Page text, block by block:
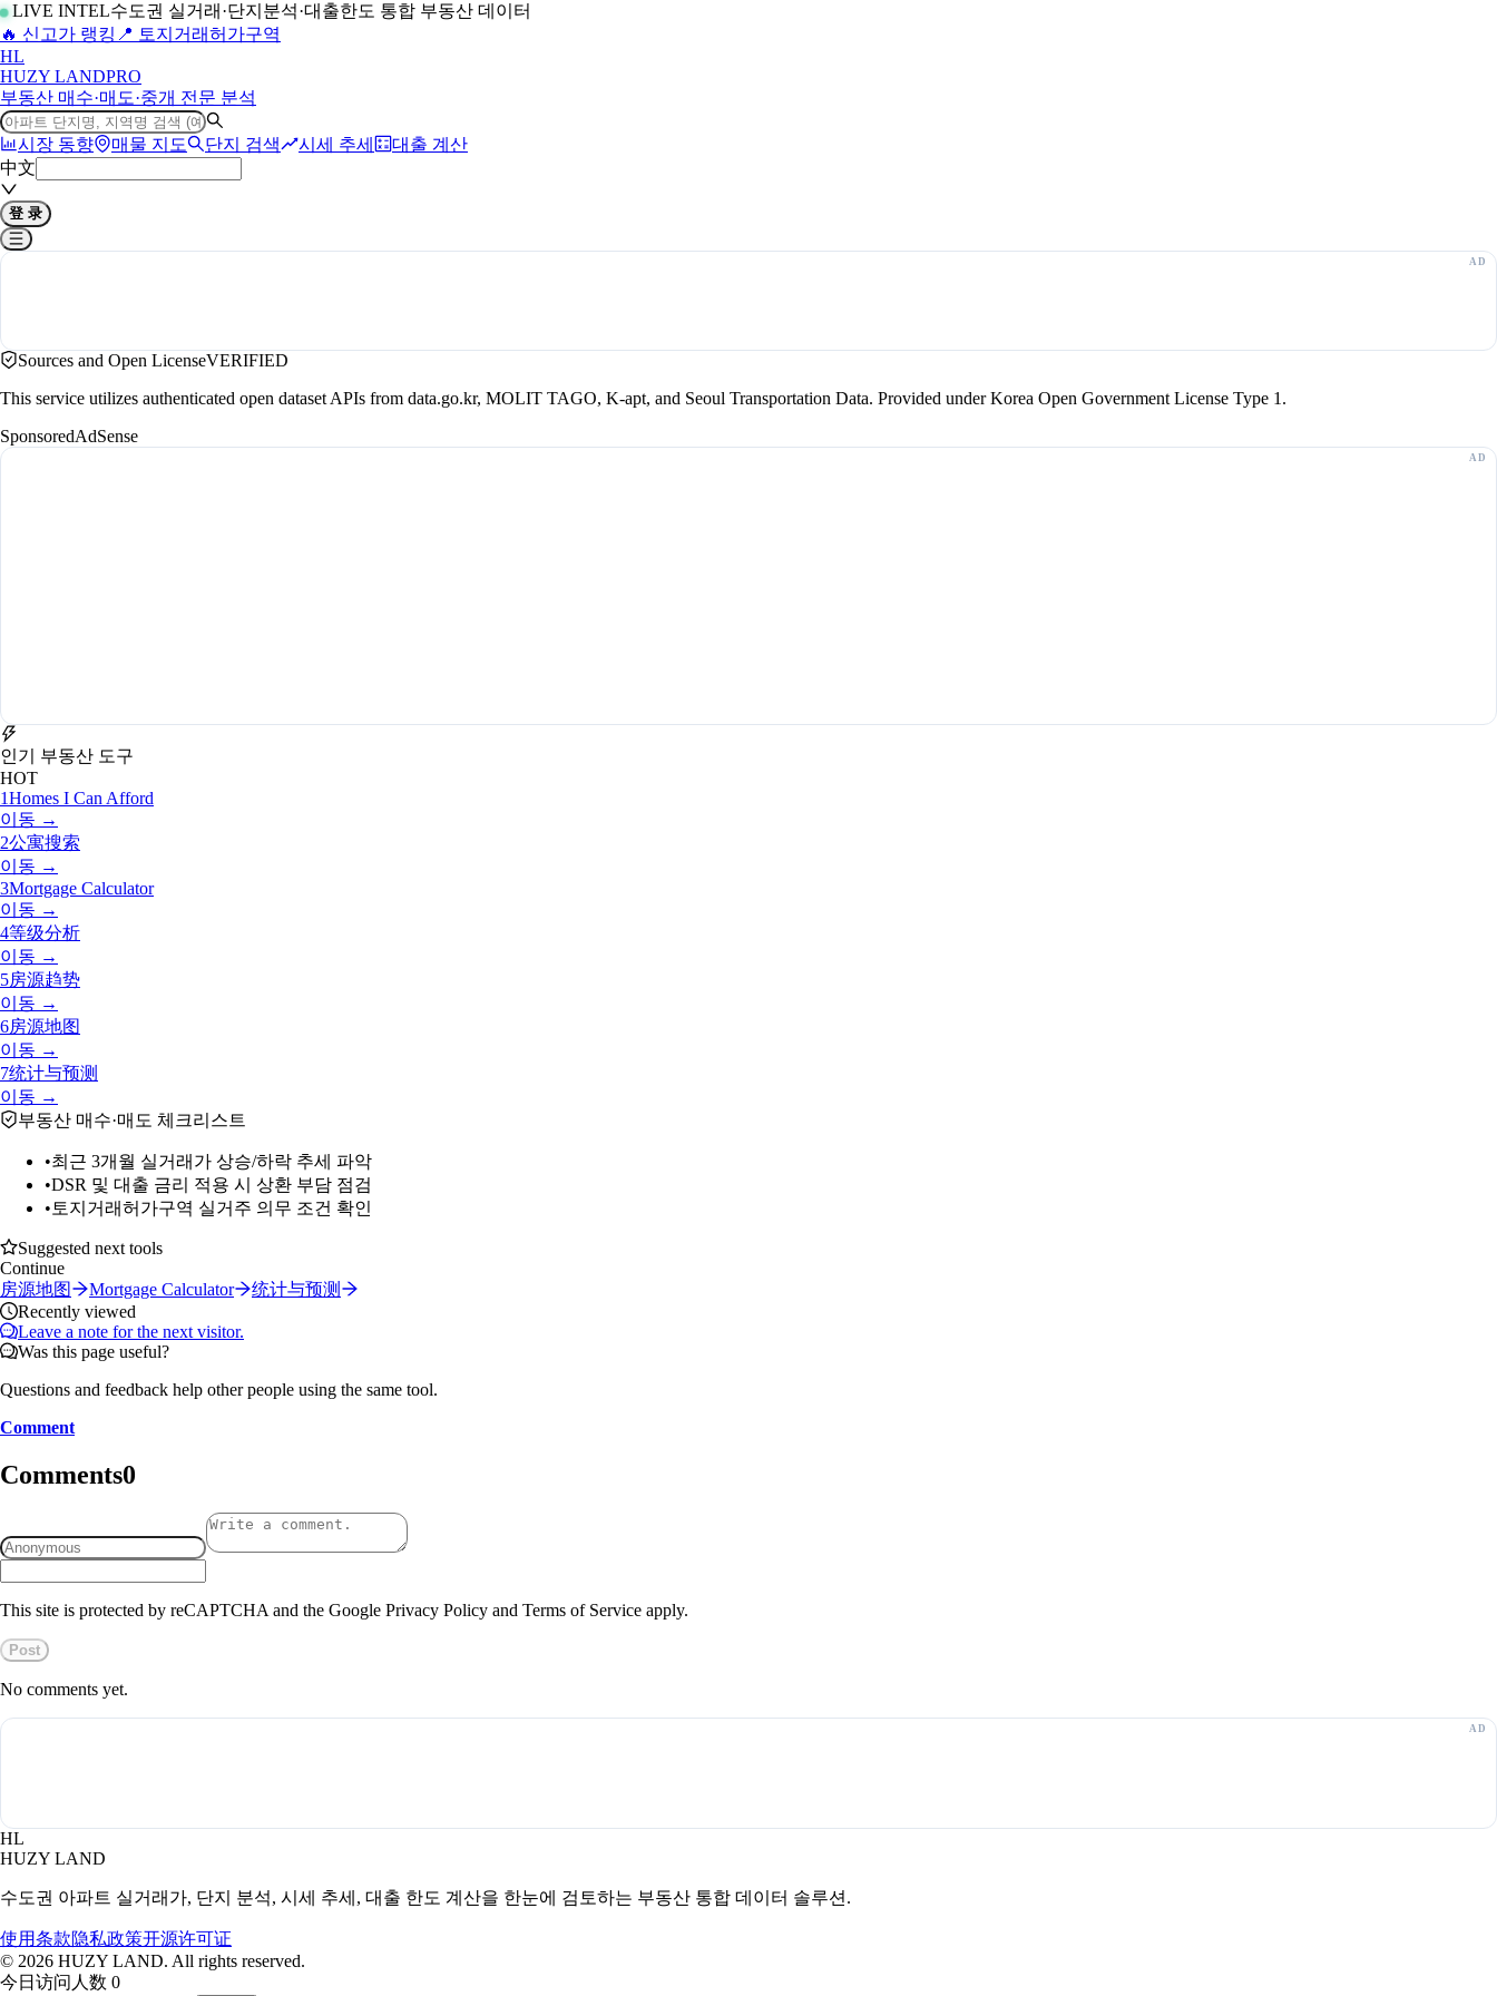
LIVE INTEL수도권 실거래·단지분석·대출한도 통합 부동산 데이터
🔥 신고가 랭킹 📍 토지거래허가구역
HL
HUZY LANDPRO
부동산 매수·매도·중개 전문 분석
시장 동향 매물 지도 단지 검색 시세 추세
대출 계산
中文
登 录
Sources and Open LicenseVERIFIED
This service utilizes authenticated open dataset APIs from data.go.kr, MOLIT TAGO, K-apt, and Seoul Transportation Data. Provided under Korea Open Government License Type 1.
SponsoredAdSense
인기 부동산 도구
HOT
1Homes I Can Afford
이동 →
2公寓搜索
이동 →
3Mortgage Calculator
이동 →
4等级分析
이동 →
5房源趋势
이동 →
6房源地图
이동 →
7统计与预测
이동 →
부동산 매수·매도 체크리스트
•최근 3개월 실거래가 상승/하락 추세 파악
•DSR 및 대출 금리 적용 시 상환 부담 점검
• 토지거래허가구역 실거주 의무 조건 확인
Suggested next tools
Continue
房源地图
Mortgage Calculator
统计与预测
Recently viewed
Leave a note for the next visitor.
Was this page useful?
Questions and feedback help other people using the same tool.
Comment
Comments0
This site is protected by reCAPTCHA and the Google Privacy Policy and Terms of Service apply.
Post
No comments yet.
HL
HUZY LAND
수도권 아파트 실거래가, 단지 분석, 시세 추세, 대출 한도 계산을 한눈에 검토하는 부동산 통합 데이터 솔루션.
使用条款隐私政策开源许可证
© 2026 HUZY LAND. All rights reserved.
今日访问人数 0